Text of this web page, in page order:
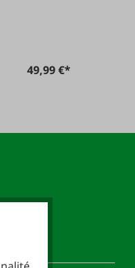
49,99 €*